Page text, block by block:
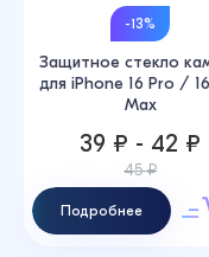
-13%
Защитное стекло
для iPhone 16 Pro /
Max
39 ₽ - 42 ₽
45 ₽
Подробнее